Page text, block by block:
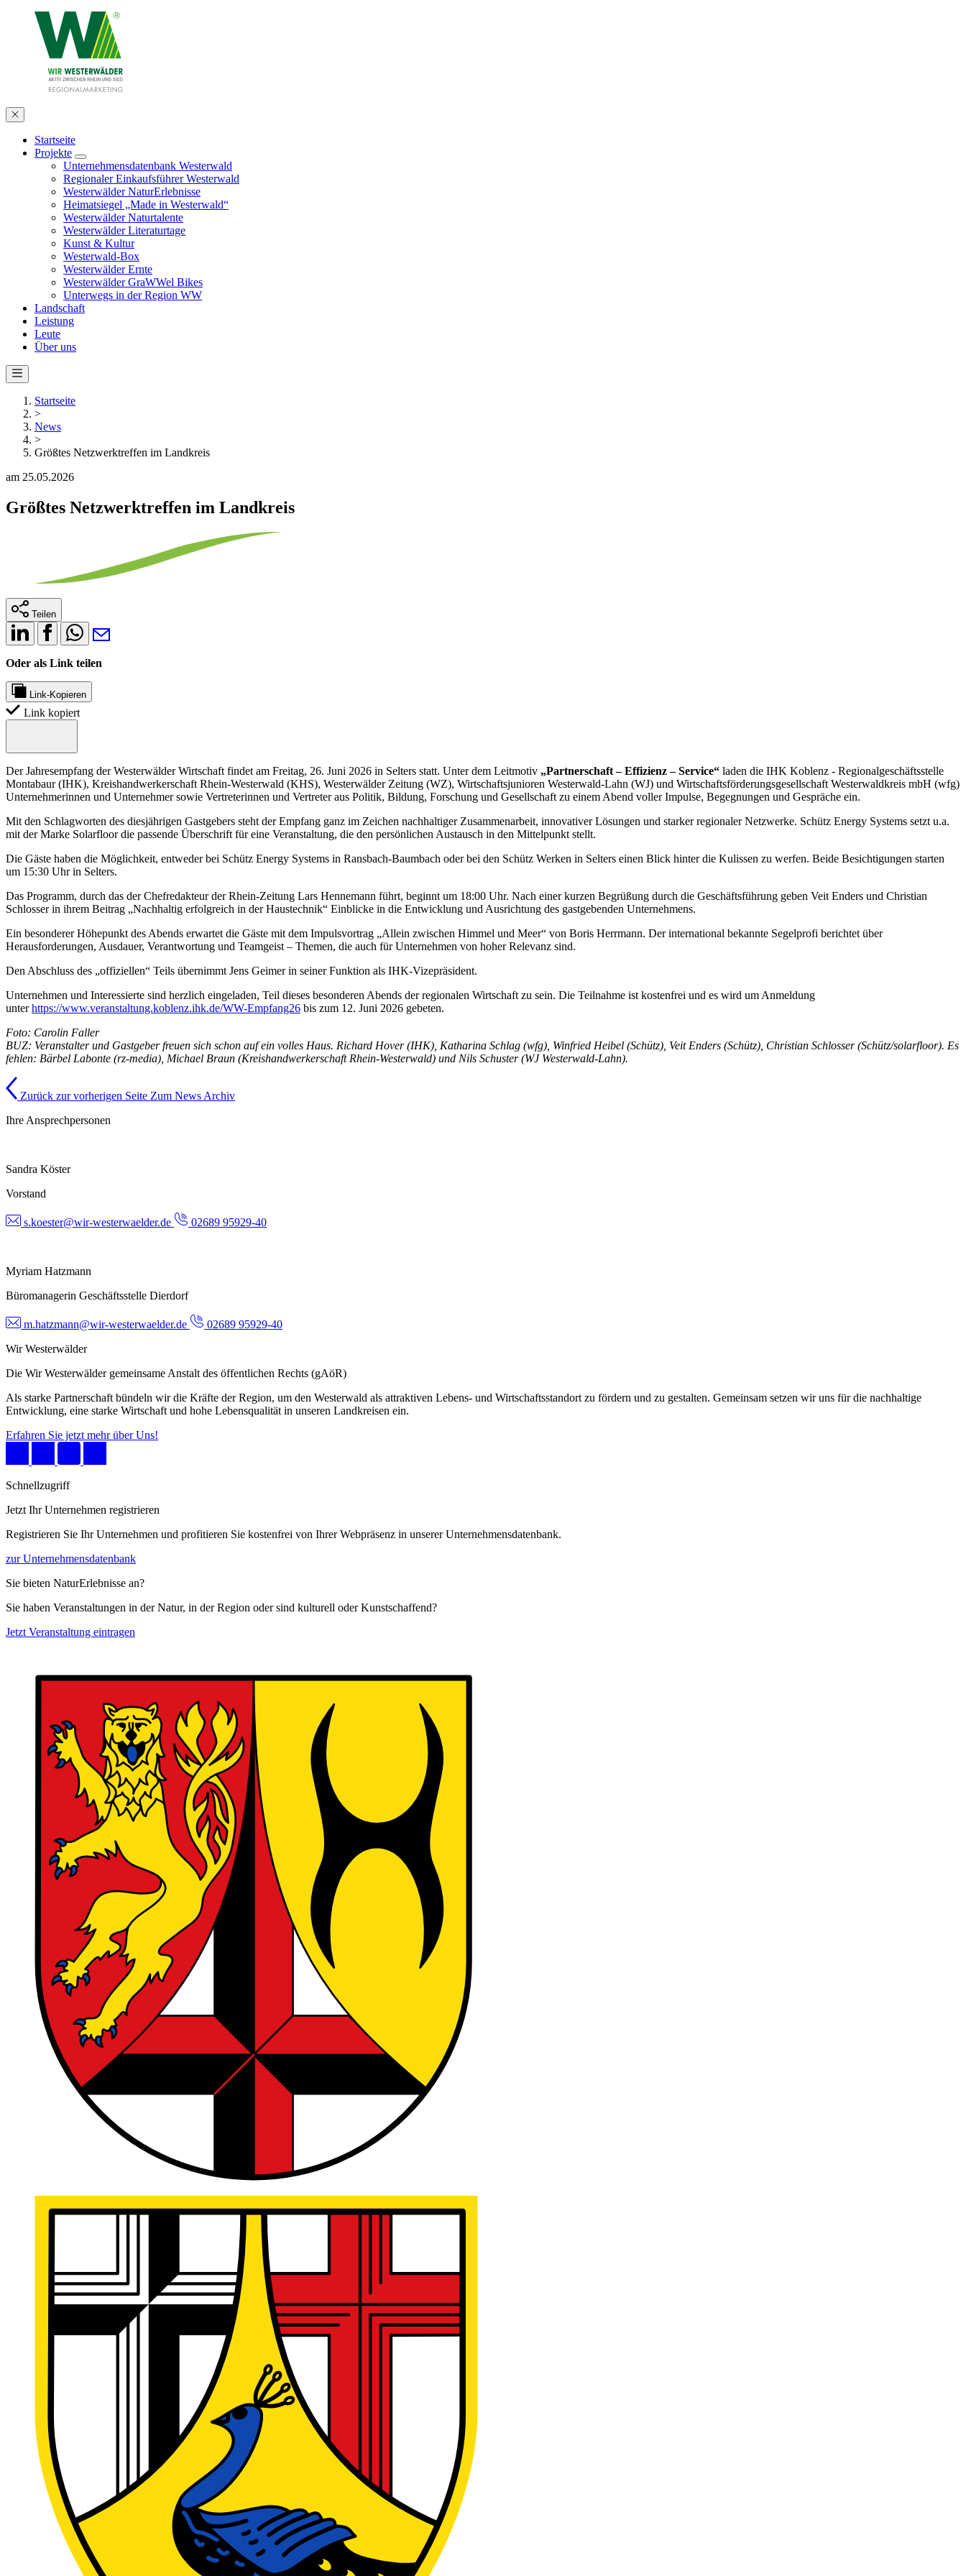
Startseite
Projekte
Unternehmensdatenbank Westerwald
Regionaler Einkaufsführer Westerwald
Westerwälder NaturErlebnisse
Heimatsiegel „Made in Westerwald“
Westerwälder Naturtalente
Westerwälder Literaturtage
Kunst & Kultur
Westerwald-Box
Westerwälder Ernte
Westerwälder GraWWel Bikes
Unterwegs in der Region WW
Landschaft
Leistung
Leute
Über uns
Startseite
>
News
>
Größtes Netzwerktreffen im Landkreis
am 25.05.2026
Größtes Netzwerktreffen im Landkreis
Teilen
Oder als Link teilen
Link-Kopieren
Link kopiert
Der Jahresempfang der Westerwälder Wirtschaft findet am Freitag, 26. Juni 2026 in Selters statt. Unter dem Leitmotiv „Partnerschaft – Effizienz – Service“ laden die IHK Koblenz - Regionalgeschäftsstelle
Montabaur (IHK), Kreishandwerkerschaft Rhein-Westerwald (KHS), Westerwälder Zeitung (WZ), Wirtschaftsjunioren Westerwald-Lahn (WJ) und Wirtschaftsförderungsgesellschaft Westerwaldkreis mbH (wfg)
Unternehmerinnen und Unternehmer sowie Vertreterinnen und Vertreter aus Politik, Bildung, Forschung und Gesellschaft zu einem Abend voller Impulse, Begegnungen und Gespräche ein.
Mit den Schlagworten des diesjährigen Gastgebers steht der Empfang ganz im Zeichen nachhaltiger Zusammenarbeit, innovativer Lösungen und starker regionaler Netzwerke. Schütz Energy Systems setzt u.a.
mit der Marke Solarfloor die passende Überschrift für eine Veranstaltung, die den persönlichen Austausch in den Mittelpunkt stellt.
Die Gäste haben die Möglichkeit, entweder bei Schütz Energy Systems in Ransbach-Baumbach oder bei den Schütz Werken in Selters einen Blick hinter die Kulissen zu werfen. Beide Besichtigungen starten
um 15:30 Uhr in Selters.
Das Programm, durch das der Chefredakteur der Rhein-Zeitung Lars Hennemann führt, beginnt um 18:00 Uhr. Nach einer kurzen Begrüßung durch die Geschäftsführung geben Veit Enders und Christian
Schlosser in ihrem Beitrag „Nachhaltig erfolgreich in der Haustechnik“ Einblicke in die Entwicklung und Ausrichtung des gastgebenden Unternehmens.
Ein besonderer Höhepunkt des Abends erwartet die Gäste mit dem Impulsvortrag „Allein zwischen Himmel und Meer“ von Boris Herrmann. Der international bekannte Segelprofi berichtet über
Herausforderungen, Ausdauer, Verantwortung und Teamgeist – Themen, die auch für Unternehmen von hoher Relevanz sind.
Den Abschluss des „offiziellen“ Teils übernimmt Jens Geimer in seiner Funktion als IHK-Vizepräsident.
Unternehmen und Interessierte sind herzlich eingeladen, Teil dieses besonderen Abends der regionalen Wirtschaft zu sein. Die Teilnahme ist kostenfrei und es wird um Anmeldung
unterhttps://www.veranstaltung.koblenz.ihk.de/WW-Empfang26 bis zum 12. Juni 2026 gebeten.
Foto: Carolin Faller
BUZ: Veranstalter und Gastgeber freuen sich schon auf ein volles Haus. Richard Hover (IHK), Katharina Schlag (wfg), Winfried Heibel (Schütz), Veit Enders (Schütz), Christian Schlosser (Schütz/solarfloor). Es
fehlen: Bärbel Labonte (rz-media), Michael Braun (Kreishandwerkerschaft Rhein-Westerwald) und Nils Schuster (WJ Westerwald-Lahn).
Zurück zur vorherigen Seite Zum News Archiv
Ihre Ansprechpersonen
Sandra Köster
Vorstand
s.koester@wir-westerwaelder.de 02689 95929-40
Myriam Hatzmann
Büromanagerin Geschäftsstelle Dierdorf
m.hatzmann@wir-westerwaelder.de
02689 95929-40
Wir Westerwälder
Die Wir Westerwälder gemeinsame Anstalt des öffentlichen Rechts (gAöR)
Als starke Partnerschaft bündeln wir die Kräfte der Region, um den Westerwald als attraktiven Lebens- und Wirtschaftsstandort zu fördern und zu gestalten. Gemeinsam setzen wir uns für die nachhaltige
Entwicklung, eine starke Wirtschaft und hohe Lebensqualität in unseren Landkreisen ein.
Erfahren Sie jetzt mehr über Uns!
Schnellzugriff
Jetzt Ihr Unternehmen registrieren
Registrieren Sie Ihr Unternehmen und profitieren Sie kostenfrei von Ihrer Webpräsenz in unserer Unternehmensdatenbank.
zur Unternehmensdatenbank
Sie bieten NaturErlebnisse an?
Sie haben Veranstaltungen in der Natur, in der Region oder sind kulturell oder Kunstschaffend?
Jetzt Veranstaltung eintragen